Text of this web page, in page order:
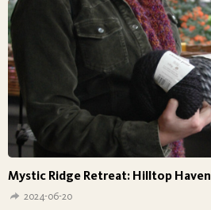
Mystic Ridge Retreat: Hilltop Haven
2024-06-20